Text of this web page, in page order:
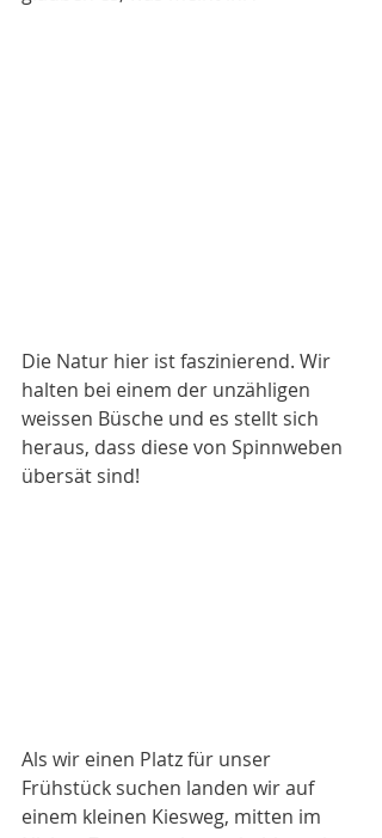
Die Natur hier ist faszinierend. Wir
halten bei einem der unzähligen
weissen Büsche und es stellt sich
heraus, dass diese von Spinnweben
übersät sind!
Als wir einen Platz für unser
Frühstück suchen landen wir auf
einem kleinen Kiesweg, mitten im